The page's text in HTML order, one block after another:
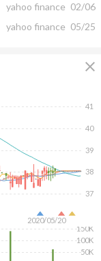
yahoo finance 02/06
yahoo finance 05/25
close
2020/05/20
37
38
39
40
41
50K
100K
150K